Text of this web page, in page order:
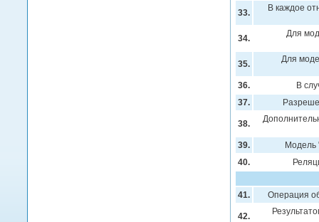
33. В каждое
34. Для
35. Для
36.
В
37.
38.
39.
Модель
40.
41. Операция
42.